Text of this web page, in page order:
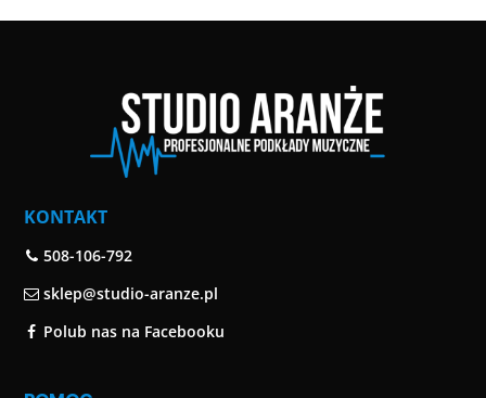
KONTAKT
508-106-792
sklep@studio-aranze.pl
Polub nas na Facebooku